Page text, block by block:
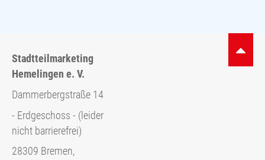
Stadtteilmarketing
Hemelingen e. V.
Dammerbergstraße 14
- Erdgeschoss - (leider
nicht barrierefrei)
28309 Bremen,